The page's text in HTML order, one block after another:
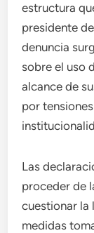
estructura
presidente
denuncia
sobre el uso
alcance de
por
Las
proceder de
cuestionar la
medidas